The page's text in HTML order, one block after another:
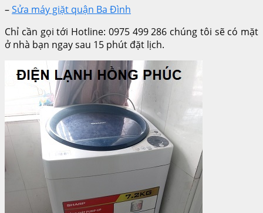
–Sửa máy giặt quận Ba Đình
Chỉ cần gọi tới Hotline: 0975 499 286 chúng tôi sẽ có mặt
ở nhà bạn ngay sau 15 phút đặt lịch.